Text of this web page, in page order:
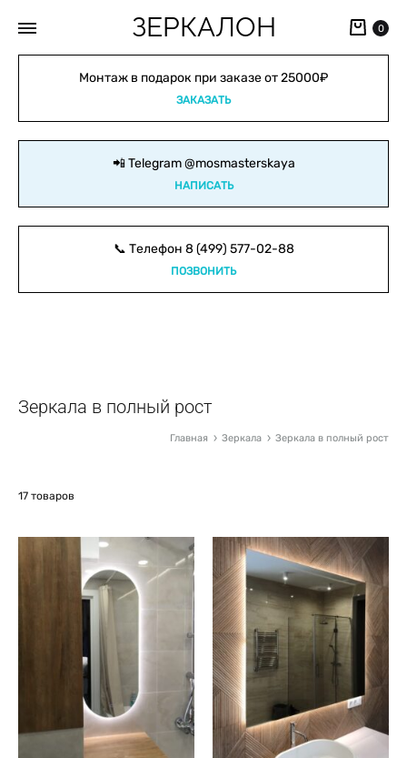
ЗЕРКАЛОН 0
Монтаж в подарок при заказе от 25000₽
ЗАКАЗАТЬ
📲 Telegram@mosmasterskaya
НАПИСАТЬ
📞 Телефон 8 (499) 577-02-88
ПОЗВОНИТЬ
Зеркала в полный рост
Главная Зеркала Зеркала в полный рост
17 товаров